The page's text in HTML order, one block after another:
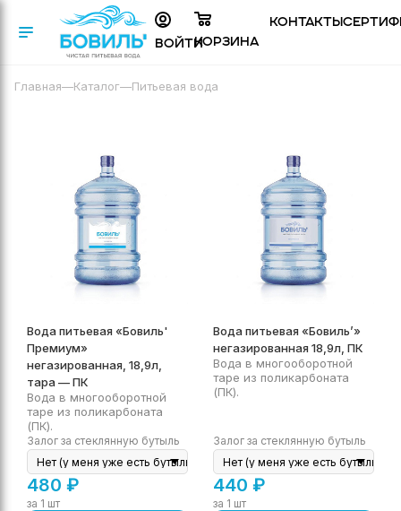
Контакты
Корзина
Войти
Главная—Каталог—Питьевая вода
Вода питьевая «Бовиль'
Премиум»
негазированная, 18,9л,
тара — ПК
Вода в многооборотной
таре из поликарбоната
(ПК).
Залог за стеклянную бутыль
480 ₽
за 1 шт
Вода питьевая «Бовиль’»
негазированная 18,9л, ПК
Вода в многооборотной
таре из поликарбоната
(ПК).
Залог за стеклянную бутыль
440 ₽
за 1 шт